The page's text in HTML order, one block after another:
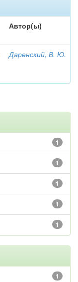
Автор(ы)
Даренский, В. Ю.
1
1
1
1
1
1